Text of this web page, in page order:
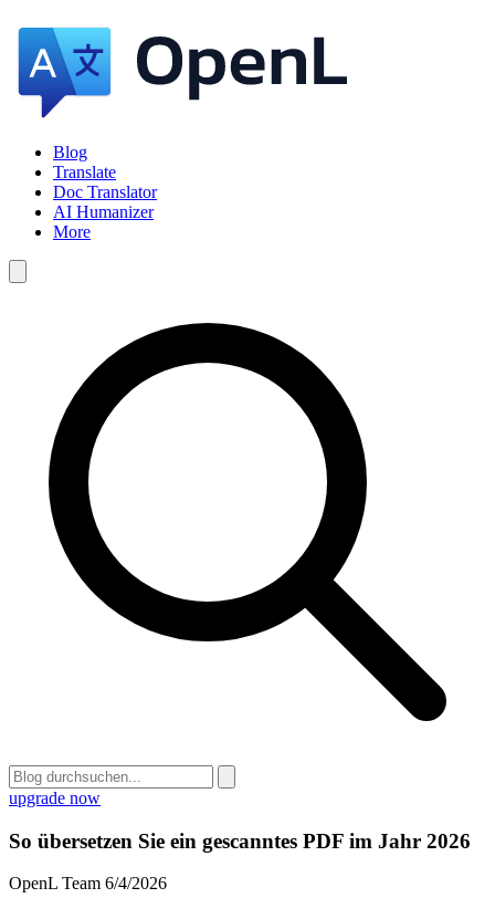
Blog
Translate
Doc Translator
AI Humanizer
More
upgrade now
So übersetzen Sie ein gescanntes PDF im Jahr 2026
OpenL Team 6/4/2026